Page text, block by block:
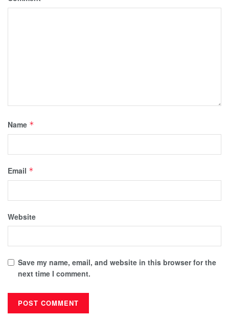
Name *
Email *
Website
Save my name, email, and website in this browser for the
next time I comment.